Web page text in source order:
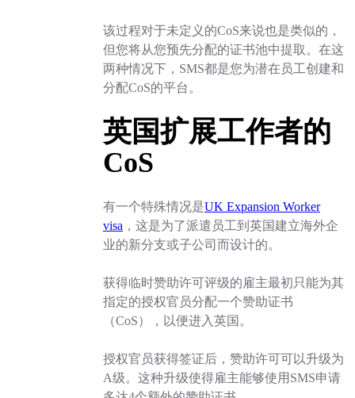
该过程对于未定义的CoS来说也是类似的，
但您将从您预先分配的证书池中提取。在这
两种情况下，SMS都是您为潜在员工创建和
分配CoS的平台。
英国扩展工作者的
CoS
有一个特殊情况是UK Expansion Worker
visa ，这是为了派遣员工到英国建立海外企
业的新分支或子公司而设计的。
获得临时赞助许可评级的雇主最初只能为其
指定的授权官员分配一个赞助证书
（CoS），以便进入英国。
授权官员获得签证后，赞助许可可以升级为
A级。这种升级使得雇主能够使用SMS申请